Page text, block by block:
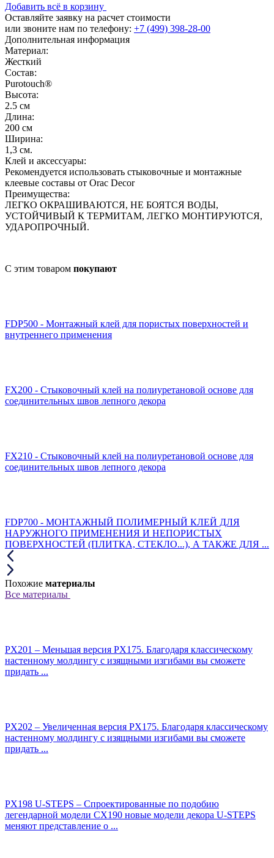
Добавить всё в корзину
Оставляйте заявку на расчет стоимости
или звоните нам по телефону: +7 (499) 398-28-00
Дополнительная информация
Материал:
Жесткий
Состав:
Purotouch® ‎
Высота:
2.5 см
Длина:
200 см
Ширина:
1,3 см.
Клей и аксессуары:
Рекомендуется использовать стыковочные и монтажные
клеевые составы от Orac Decor
Преимущества:
ЛЕГКО ОКРАШИВАЮТСЯ, НЕ БОЯТСЯ ВОДЫ,
УСТОЙЧИВЫЙ К ТЕРМИТАМ, ЛЕГКО МОНТИРУЮТСЯ,
УДАРОПРОЧНЫЙ.
С этим товаром покупают
FDP500 - Монтажный клей для пористых поверхностей и
внутреннего применения
FX200 - Стыковочный клей на полиуретановой основе для
соединительных швов лепного декора
FX210 - Стыковочный клей на полиуретановой основе для
соединительных швов лепного декора
FDP700 - МОНТАЖНЫЙ ПОЛИМЕРНЫЙ КЛЕЙ ДЛЯ
НАРУЖНОГО ПРИМЕНЕНИЯ И НЕПОРИСТЫХ
ПОВЕРХНОСТЕЙ (ПЛИТКА, СТЕКЛО...), А ТАКЖЕ ДЛЯ ...
Похожие материалы
Все материалы
PX201 – Меньшая версия PX175. Благодаря классическому
настенному молдингу с изящными изгибами вы сможете
придать ...
PX202 – Увеличенная версия PX175. Благодаря классическому
настенному молдингу с изящными изгибами вы сможете
придать ...
PX198 U-STEPS – Спроектированные по подобию
легендарной модели CX190 новые модели декора U-STEPS
меняют представление о ...